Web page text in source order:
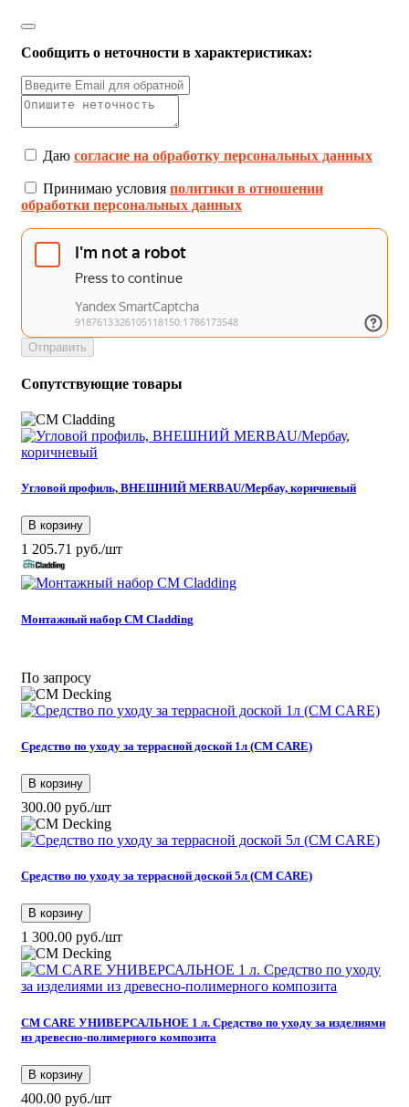
Сообщить о неточности в характеристиках:
Даю согласие на обработку персональных данных
Принимаю условия политики в отношении
обработки персональных данных
Отправить
Сопутствующие товары
Угловой профиль, ВНЕШНИЙ MERBAU/Мербау, коричневый
В корзину
1 205.71 руб./шт
Монтажный набор CM Cladding
По запросу
Средство по уходу за террасной доской 1л (CM CARE)
В корзину
300.00 руб./шт
Средство по уходу за террасной доской 5л (CM CARE)
В корзину
1 300.00 руб./шт
CM CARE УНИВЕРСАЛЬНОЕ 1 л. Средство по уходу за изделиями
из древесно-полимерного композита
В корзину
400.00 руб./шт